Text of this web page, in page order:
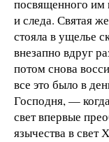
посвященного им
и следа. Святая
стояла в ущелье
внезапно вдруг
потом снова
все это было в
Господня, —
свет впервые
язычества в свет